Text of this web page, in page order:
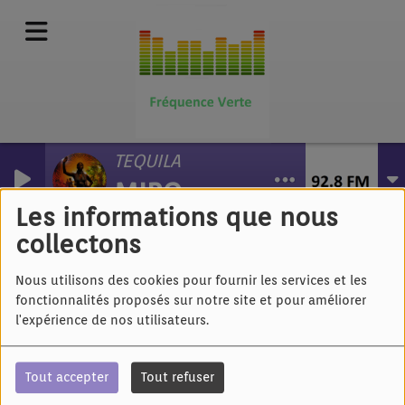
Les informations que nous
collectons
Nous utilisons des cookies pour fournir les services et les
fonctionnalités proposés sur notre site et pour améliorer
l'expérience de nos utilisateurs.
Tout accepter Tout refuser
TEQUILA
MIRQ
Renaud - Corona song